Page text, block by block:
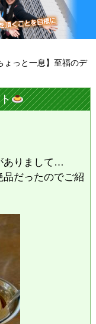
ょっと一息】至福のデ
ありまして…
だったのでご紹